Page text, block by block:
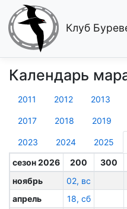
Клуб
Календарь
2011 2012 2013
2017 2018 2019
2023 2024 2025
сезон 2026
200 300
ноябрь
02, вс
апрель
18, сб